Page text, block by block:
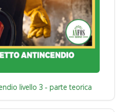
livello 3 - parte teorica